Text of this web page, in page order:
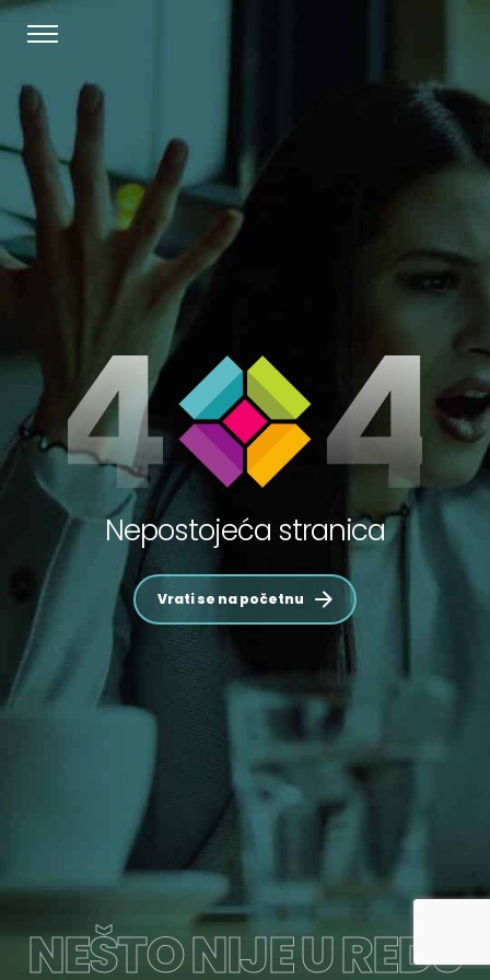
Nepostojeća stranica
Vrati se na početnu
NEŠTO NIJE U REDU